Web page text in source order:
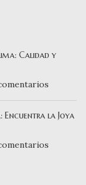
Calidad y
Encuentra la Joya